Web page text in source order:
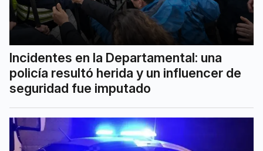
Incidentes en la Departamental: una
policía resultó herida y un influencer de
seguridad fue imputado